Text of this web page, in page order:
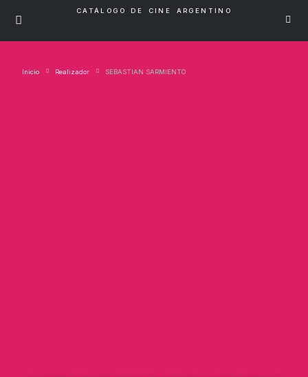
CATÁLOGO DE CINE ARGENTINO
Inicio Realizador SEBASTIAN SARMIENTO